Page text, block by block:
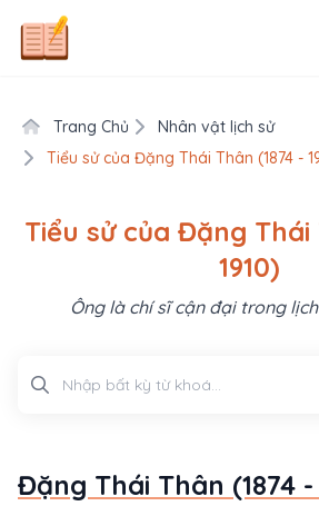
Trang Chủ
Nhân vật lịch sử
Tiểu sử của Đặng Thái Thân (1874 -
Tiểu sử của Đặng Thái
1910)
Ông là chí sĩ cận đại trong
Đặng Thái Thân (1874 -